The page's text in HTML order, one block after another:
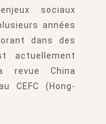
sociaux
années
dans des
actuellement
China
CEFC (Hong-